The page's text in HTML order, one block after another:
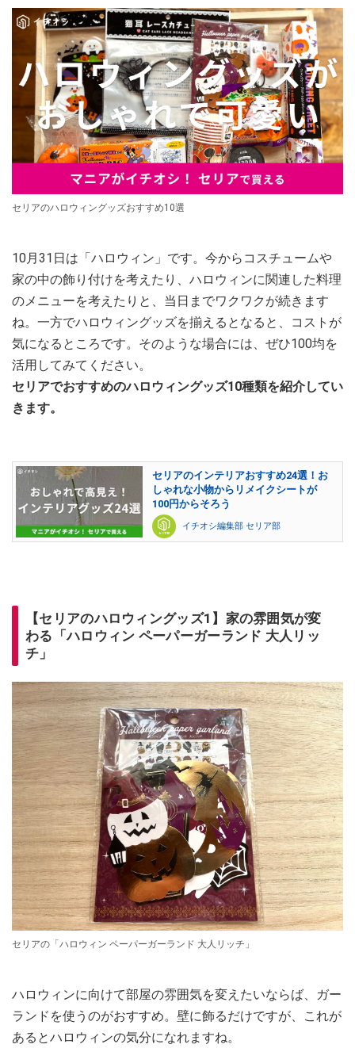
セリアのハロウィングッズおすすめ10選
10月31日は「ハロウィン」です。今からコスチュームや
家の中の飾り付けを考えたり、ハロウィンに関連した料理
のメニューを考えたりと、当日までワクワクが続きます
ね。一方でハロウィングッズを揃えるとなると、コストが
気になるところです。そのような場合には、ぜひ100均を
活用してみてください。
セリアでおすすめのハロウィングッズ10種類を紹介してい
きます。
セリアのインテリアおすすめ24選！お
しゃれな小物からリメイクシートが
100円からそろう
イチオシ編集部 セリア部
【セリアのハロウィングッズ1】家の雰囲気が変
わる「ハロウィン ペーパーガーランド 大人リッ
チ」
セリアの「ハロウィン ペーパーガーランド 大人リッチ」
ハロウィンに向けて部屋の雰囲気を変えたいならば、ガー
ランドを使うのがおすすめ。壁に飾るだけですが、これが
あるとハロウィンの気分になれますね。